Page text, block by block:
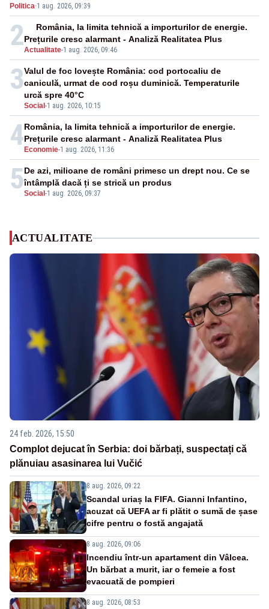
Politica·1 aug. 2026, 09:39
2Actualitate-1 aug. 2026, 09:46
România, la limita tehnică a importurilor de energie.
Prețurile cresc alarmant - Analiză Realitatea Plus
3
Social -1 aug. 2026, 10:15
Valul de foc lovește România: cod portocaliu de
caniculă, urmat de cod roșu duminică. Temperaturile
urcă spre 40°C
4 Economie-1 aug. 2026, 11:36
România, la limita tehnică a importurilor de energie.
Prețurile cresc alarmant - Analiză Realitatea Plus
5Social -1 aug. 2026, 09:37
De azi, milioane de români primesc un drept nou. Ce se
întâmplă dacă ți se strică un produs
ACTUALITATE
24 feb. 2026, 15:50
Complot dejucat în Serbia: doi bărbați, suspectați că
plănuiau asasinarea lui Vučić
8 aug. 2026, 09:22
Scandal uriaș la FIFA. Gianni Infantino,
acuzat că UEFA ar fi plătit o sumă de șase
cifre pentru o fostă angajată
8 aug. 2026, 09:06
Incendiu într-un apartament din Vâlcea.
Un bărbat a murit, iar o femeie a fost
evacuată de pompieri
8 aug. 2026, 08:53